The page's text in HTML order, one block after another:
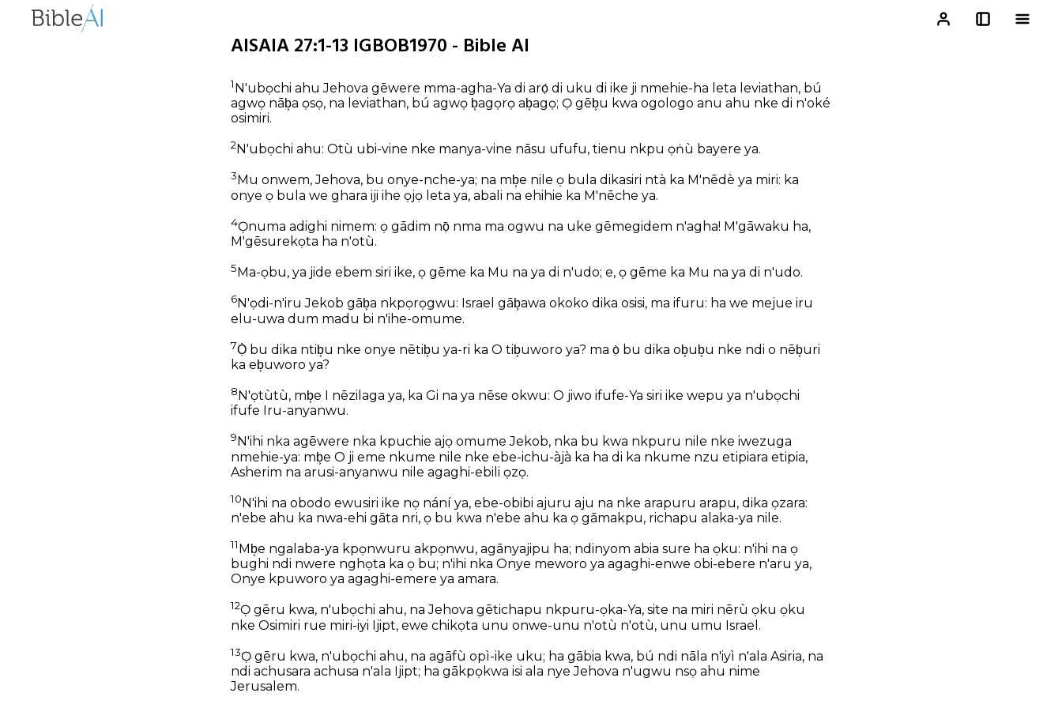
AISAIA 27:1-13 IGBOB1970 - Bible AI
1N'ubọchi ahu Jehova gēwere mma-agha-Ya di arọ́ di uku di ike ji nmehie-ha leta leviathan, bú
agwọ nāb͕a ọsọ, na leviathan, bú agwọ b͕agọrọ ab͕agọ; Ọ gēb͕u kwa ogologo anu ahu nke di n'oké
osimiri.
2 N'ubọchi ahu: Otù ubi-vine nke manya-vine nāsu ufufu, tienu nkpu ọṅù bayere ya.
3 Mu onwem, Jehova, bu onye-nche-ya; na mb͕e nile ọ bula dikasiri ntà ka M'nēdè ya miri: ka
onye ọ bula we ghara iji ihe ọjọ leta ya, abali na ehihie ka M'nēche ya.
4Ọnuma adighi nimem: ọ gādim nọ̄ nma ma ogwu na uke gēmegidem n'agha! M'gāwaku ha,
M'gēsurekọta ha n'otù.
5 Ma-ọbu, ya jide ebem siri ike, ọ gēme ka Mu na ya di n'udo; e, ọ gēme ka Mu na ya di n'udo.
6N'ọdi-n'iru Jekob gāb͕a nkpọrọgwu: Israel gāb͕awa okoko dika osisi, ma ifuru: ha we mejue iru
elu-uwa dum madu bi n'ihe-omume.
7Ọ̀ bu dika ntib͕u nke onye nētib͕u ya-ri ka O tib͕uworo ya? ma ọ̀ bu dika ob͕ub͕u nke ndi o nēb͕uri
ka eb͕uworo ya?
8 N'ọtùtù, mb͕e I nēzilaga ya, ka Gi na ya nēse okwu: O jiwo ifufe-Ya siri ike wepu ya n'ubọchi
ifufe Iru-anyanwu.
9 N'ihi nka agēwere nka kpuchie ajọ omume Jekob, nka bu kwa nkpuru nile nke iwezuga
nmehie-ya: mb͕e O ji eme nkume nile nke ebe-ichu-àjà ka ha di ka nkume nzu etipiara etipia,
Asherim na arusi-anyanwu nile agaghi-ebili ọzọ.
10N'ihi na obodo ewusiri ike nọ nání ya, ebe-obibi ajuru aju na nke arapuru arapu, dika ọzara:
n'ebe ahu ka nwa-ehi gāta nri, ọ bu kwa n'ebe ahu ka ọ gāmakpu, richapu alaka-ya nile.
11 Mb͕e ngalaba-ya kpọnwuru akpọnwu, agānyajipu ha; ndinyom abia sure ha ọku: n'ihi na ọ
bughi ndi nwere nghọta ka ọ bu; n'ihi nka Onye meworo ya agaghi-enwe obi-ebere n'aru ya,
Onye kpuworo ya agaghi-emere ya amara.
12Ọ gēru kwa, n'ubọchi ahu, na Jehova gētichapu nkpuru-ọka-Ya, site na miri nērù ọku ọku
nke Osimiri rue miri-iyi Ijipt, ewe chikọta unu onwe-unu n'otù n'otù, unu umu Israel.
13Ọ gēru kwa, n'ubọchi ahu, na agāfù opì-ike uku; ha gābia kwa, bú ndi nāla n'iyì n'ala Asiria, na
ndi achusara achusa n'ala Ijipt; ha gākpọkwa isi ala nye Jehova n'ugwu nsọ ahu nime
Jerusalem.